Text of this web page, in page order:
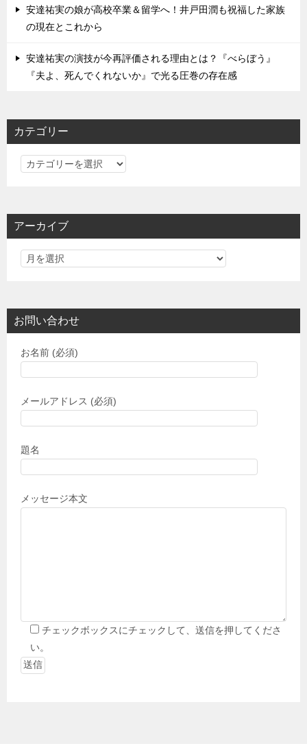
安達祐実の娘が高校卒業＆留学へ！井戸田潤も祝福した家族
の現在とこれから
安達祐実の演技が今再評価される理由とは？『べらぼう』
『夫よ、死んでくれないか』で光る圧巻の存在感
カテゴリー
カ
リ
アーカイブ
お問い合わせ
お名前 (必須)
メールアドレス (必須)
題名
メッセージ本文
チェックボックスにチェックして、送信を押してくださ
い。